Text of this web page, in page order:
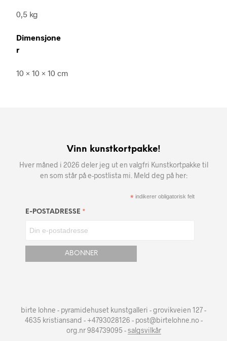
0,5 kg
Dimensjone
r
10 × 10 × 10 cm
Vinn kunstkortpakke!
Hver måned i 2026 deler jeg ut en valgfri Kunstkortpakke til
en som står på e-postlista mi. Meld deg på her:
* indikerer obligatorisk felt
E-POSTADRESSE *
birte lohne - pyramidehuset kunstgalleri - grovikveien 127 -
4635 kristiansand - +4793028126 - post@birtelohne.no -
org.nr 984739095 -salgsvilkår